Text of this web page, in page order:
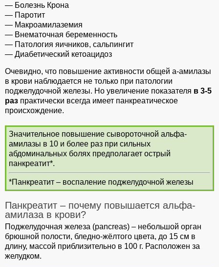
— Болезнь Крона
— Паротит
— Макроамилаземия
— Внематочная беременность
— Патология яичников, сальпингит
— Диабетический кетоацидоз
Очевидно, что повышение активности общей а-амилазы
в крови наблюдается не только при патологии
поджелудочной железы. Но увеличение показателя в 3-5
раз практически всегда имеет панкреатическое
происхождение.
Значительное повышение сывороточной альфа-
амилазы в 10 и более раз при сильных
абдоминальных болях предполагает острый
панкреатит*.
*Панкреатит – воспаление поджелудочной железы
Панкреатит – почему повышается альфа-
амилаза в крови?
Поджелудочная железа (pancreas) – небольшой орган
брюшной полости, бледно-жёлтого цвета, до 15 см в
длину, массой приблизительно в 100 г. Расположен за
желудком.